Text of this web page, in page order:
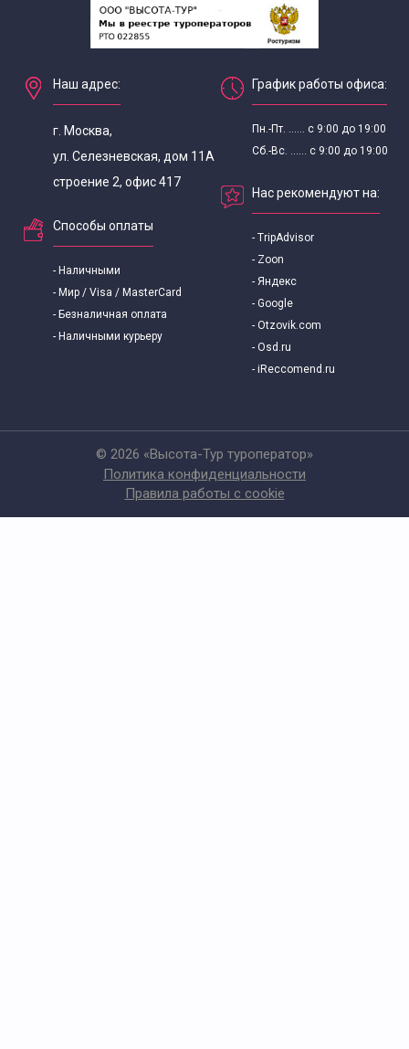
Наш адрес:
г. Москва,
ул. Селезневская, дом 11А
строение 2, офис 417
Способы оплаты
- Наличными
- Мир / Visa / MasterCard
- Безналичная оплата
- Наличными курьеру
График работы офиса:
Пн.-Пт. ...... с 9:00 до 19:00
Сб.-Вс. ...... с 9:00 до 19:00
Нас рекомендуют на:
- TripAdvisor
- Zoon
- Яндекс
- Google
- Otzovik.com
- Osd.ru
- iReccomend.ru
© 2026 «Высота-Тур туроператор»
Политика конфиденциальности
Правила работы с cookie